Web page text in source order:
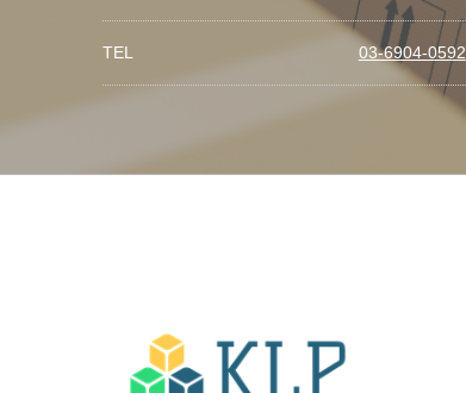
TEL 03-6904-0592